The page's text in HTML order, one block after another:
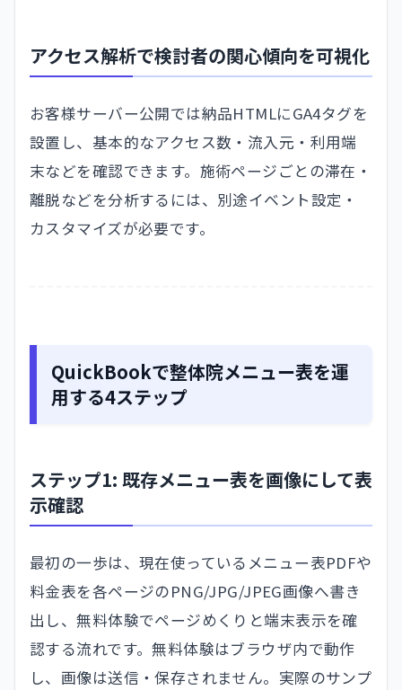
アクセス解析で検討者の関心傾向を可視化
お客様サーバー公開では納品HTMLにGA4タグを
設置し、基本的なアクセス数・流入元・利用端
末などを確認できます。施術ページごとの滞在・
離脱などを分析するには、別途イベント設定・
カスタマイズが必要です。
QuickBookで整体院メニュー表を運
用する4ステップ
ステップ1: 既存メニュー表を画像にして表
示確認
最初の一歩は、現在使っているメニュー表PDFや
料金表を各ページのPNG/JPG/JPEG画像へ書き
出し、無料体験でページめくりと端末表示を確
認する流れです。無料体験はブラウザ内で動作
し、画像は送信・保存されません。実際のサンプ